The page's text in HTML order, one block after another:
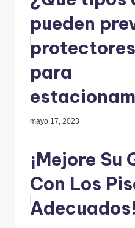
pueden
para
mayo 17, 2023
¡Mejore Su
Con Los
Adecuados!